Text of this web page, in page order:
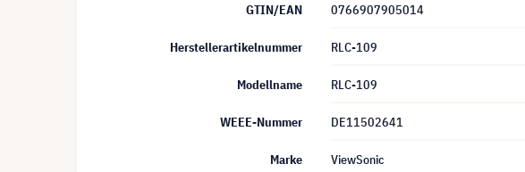
GTIN/EAN 0766907905014
Herstellerartikelnummer RLC-109
Modellname RLC-109
WEEE-Nummer DE11502641
Marke ViewSonic